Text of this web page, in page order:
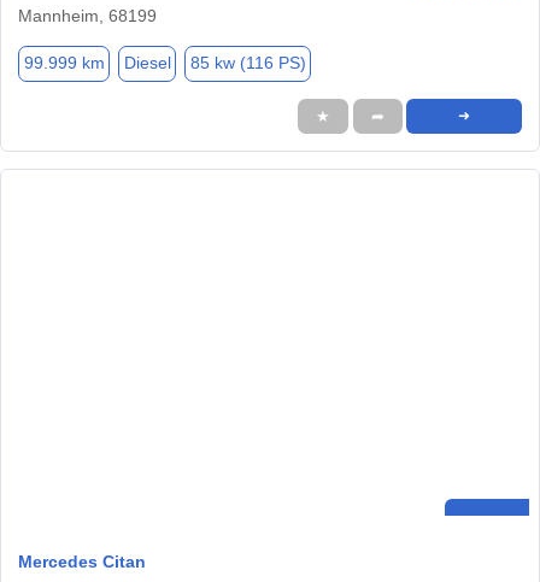
Mannheim, 68199
99.999 km Diesel 85 kw (116 PS)
★ ➦ ➜
Mercedes Citan